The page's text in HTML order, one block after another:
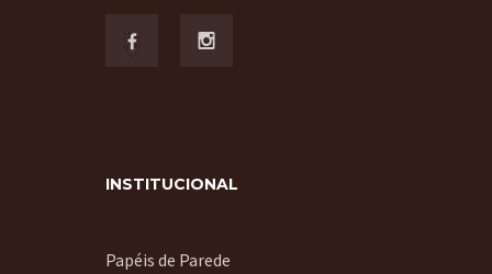
INSTITUCIONAL
Papéis de Parede